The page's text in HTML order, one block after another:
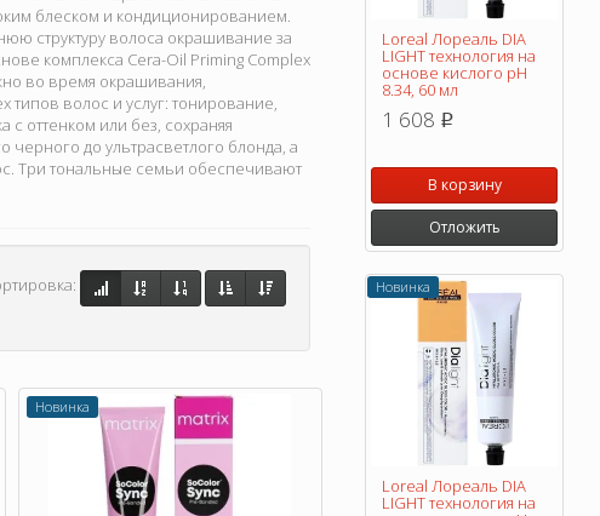
блеском и кондиционированием.
структуру волоса окрашивание за
комплекса Cera-Oil Priming Complex
во время окрашивания,
типов волос и услуг: тонирование,
оттенком или без, сохраняя
черного до ультрасветлого блонда, а
Три тональные семьи обеспечивают
Новинка
Loreal Лореаль DIA
LIGHT технология на
основе кислого pH
8.34, 60 мл
1 608 p
В корзину
Отложить
Новинка
Loreal Лореаль DIA
LIGHT технология на